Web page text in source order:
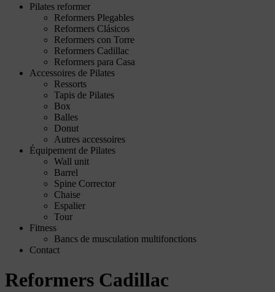
Pilates reformer
Reformers Plegables
Reformers Clásicos
Reformers con Torre
Reformers Cadillac
Reformers para Casa
Accessoires de Pilates
Ressorts
Tapis de Pilates
Box
Balles
Donut
Autres accessoires
Équipement de Pilates
Wall unit
Barrel
Spine Corrector
Chaise
Espalier
Tour
Fitness
Bancs de musculation multifonctions
Contact
Reformers Cadillac